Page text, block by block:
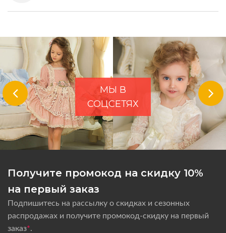
МЫ В
СОЦСЕТЯХ
Получите промокод на скидку 10%
на первый заказ
Подпишитесь на рассылку о скидках и сезонных
распродажах и получите промокод-скидку на первый
заказ*.